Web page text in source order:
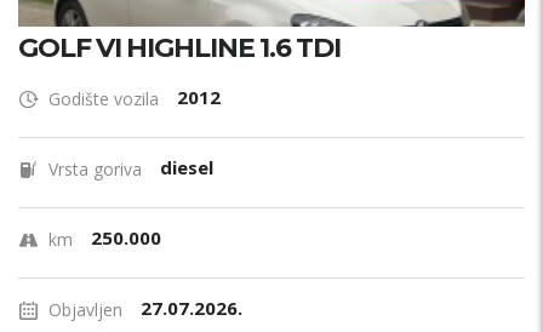
GOLF VI HIGHLINE 1.6 TDI
Godište vozila 2012
Vrsta goriva diesel
km 250.000
Objavljen 27.07.2026.